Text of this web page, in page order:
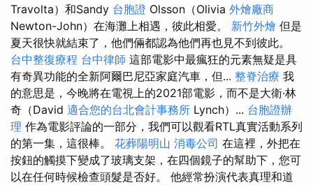
Travolta）和Sandy 台胞證 Olsson（Olivia 外燴廠商
Newton-John）在海灘上相遇，彼此相愛。 新竹外燴 但是
夏天很快就結束了，他們倆都認為他們再也見不到彼此。
台中整復療程 台中律師 這部電影中最瘋狂的元素無疑是具
有奇異功能的全新阿爾巴尼亞家庭汽車，但... 整脊治療 我
的意思是，今晚將在電視上的2021部電影，而不是大衛·林
奇（David 適合您的台北會計事務所 Lynch）... 台胞證辦
理 作為電影評論的一部分，我們可以觀看RTL真實活動系列
的第一集，這很棒。 花葬陽明山 消毒公司 在這裡，外把在
按鈕的觸摸下變成了玻璃支架，在四個鏡子的幫助下，您可
以在任何時候檢查頭髮是否好。 他經常扮演代表真理和道